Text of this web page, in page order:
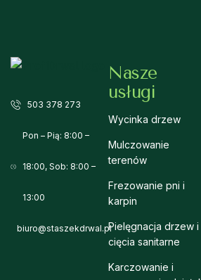
503 378 273
Pon – Pią: 8:00 –
18:00, Sob: 8:00 –
13:00
biuro@staszekdrwal.pl
Nasze
usługi
Wycinka drzew
Mulczowanie
terenów
Frezowanie pni i
karpin
Pielęgnacja drzew i
cięcia sanitarne
Karczowanie i